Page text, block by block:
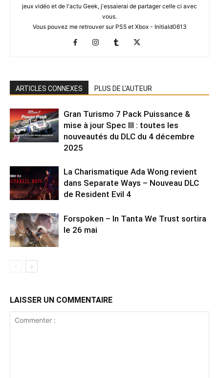
jeux vidéo et de l'actu Geek, j'essaierai de partager celle ci avec
vous.
Vous pouvez me retrouver sur PS5 et Xbox - Initiald0613
ARTICLES CONNEXES PLUS DE L'AUTEUR
Gran Turismo 7 Pack Puissance &
mise à jour Spec III : toutes les
nouveautés du DLC du 4 décembre
2025
La Charismatique Ada Wong revient
dans Separate Ways – Nouveau DLC
de Resident Evil 4
Forspoken – In Tanta We Trust sortira
le 26 mai
LAISSER UN COMMENTAIRE